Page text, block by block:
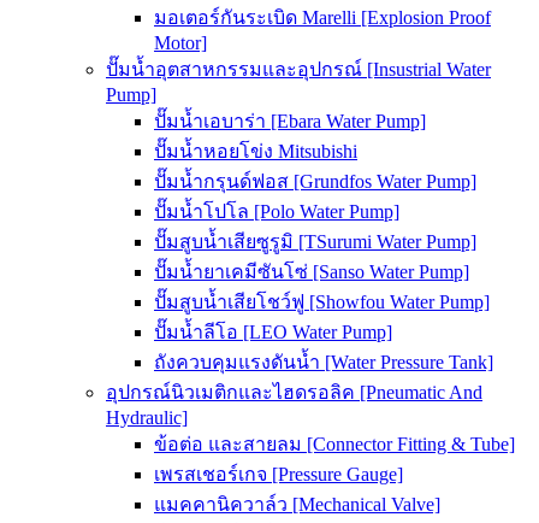
มอเตอร์กันระเบิด Marelli [Explosion Proof
Motor]
ปั๊มน้ำอุตสาหกรรมและอุปกรณ์ [Insustrial Water
Pump]
ปั๊มน้ำเอบาร่า [Ebara Water Pump]
ปั๊มน้ำหอยโข่ง Mitsubishi
ปั๊มน้ำกรุนด์ฟอส [Grundfos Water Pump]
ปั๊มน้ำโปโล [Polo Water Pump]
ปั๊มสูบน้ำเสียซูรูมิ [TSurumi Water Pump]
ปั๊มน้ำยาเคมีซันโซ่ [Sanso Water Pump]
ปั๊มสูบน้ำเสียโชว์ฟู [Showfou Water Pump]
ปั๊มน้ำลีโอ [LEO Water Pump]
ถังควบคุมแรงดันน้ำ [Water Pressure Tank]
อุปกรณ์นิวเมติกและไฮดรอลิค [Pneumatic And
Hydraulic]
ข้อต่อ และสายลม [Connector Fitting & Tube]
เพรสเชอร์เกจ [Pressure Gauge]
แมคคานิควาล์ว [Mechanical Valve]